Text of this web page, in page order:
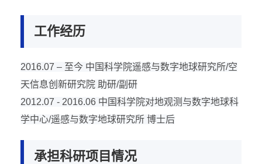
工作经历
2016.07 – 至今 中国科学院遥感与数字地球研究所/空
天信息创新研究院 助研/副研
2012.07 - 2016.06 中国科学院对地观测与数字地球科
学中心/遥感与数字地球研究所 博士后
承担科研项目情况